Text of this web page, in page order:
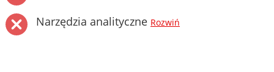
Narzędzia analityczne Rozwiń